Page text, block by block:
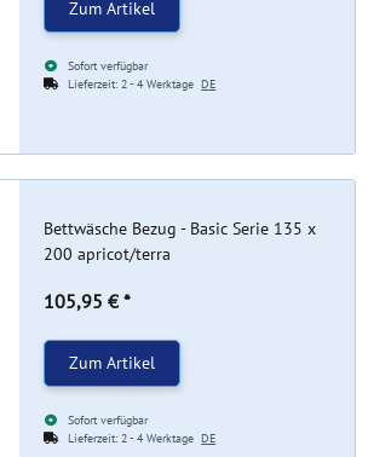
Zum Artikel
Sofort verfügbar
Lieferzeit:2 - 4 WerktageDE
Bettwäsche Bezug - Basic Serie 135 x
200 apricot/terra
105,95 € *
Zum Artikel
Sofort verfügbar
Lieferzeit:2 - 4 WerktageDE